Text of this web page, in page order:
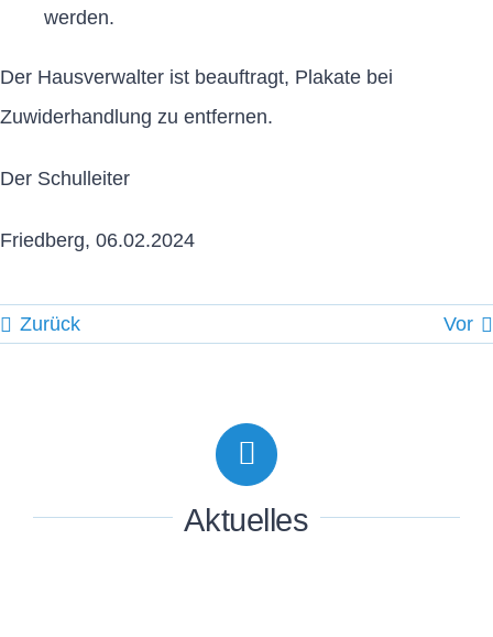
werden.
Der Hausverwalter ist beauftragt, Plakate bei
Zuwiderhandlung zu entfernen.
Der Schulleiter
Friedberg, 06.02.2024
Zurück Vor
Aktuelles